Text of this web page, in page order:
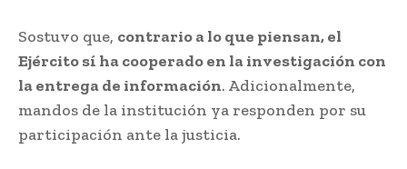
Sostuvo que, contrario a lo que piensan, el
Ejército sí ha cooperado en la investigación con
la entrega de información. Adicionalmente,
mandos de la institución ya responden por su
participación ante la justicia.